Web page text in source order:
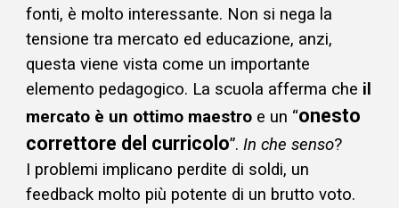
fonti, è molto interessante. Non si nega la
tensione tra mercato ed educazione, anzi,
questa viene vista come un importante
elemento pedagogico. La scuola afferma che il
mercato è un ottimo maestro e un “onesto
correttore del curricolo”.In che senso?
I problemi implicano perdite di soldi, un
feedback molto più potente di un brutto voto.